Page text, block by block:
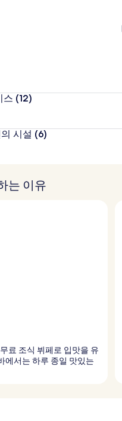
스 (12)
시설 (6)
는 이유
료 조식 뷔페로 입맛을 유
에서는 하루 종일 맛있는